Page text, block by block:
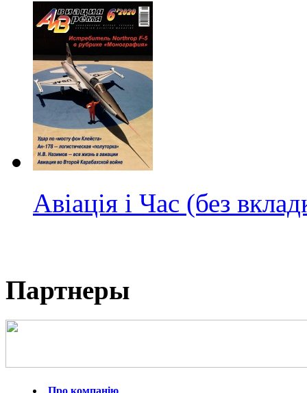
Авіація і Час (без
Партнеры